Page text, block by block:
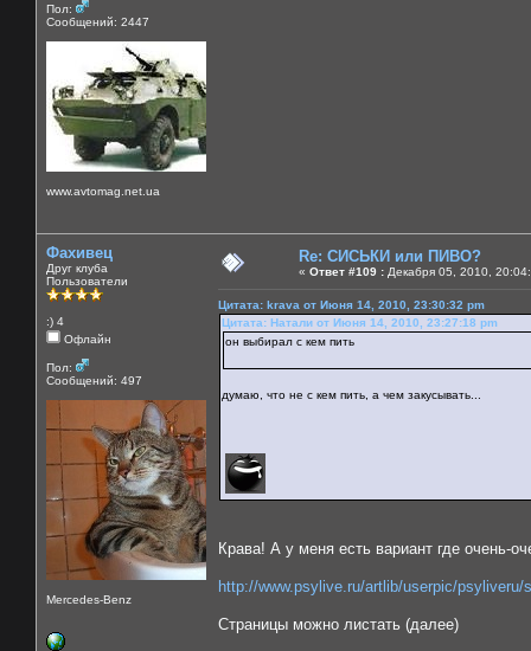
Пол:
Сообщений: 2447
www.avtomag.net.ua
Фахивец
Друг клуба
Пользователи
:) 4
Офлайн
Пол:
Сообщений: 497
Mercedes-Benz
Re: СИСЬКИ или ПИВО?
« Ответ #109 : Декабря 05, 2010,
Цитата: krava от Июня 14, 2010, 23:30:32 pm
Цитата: Натали от Июня 14, 2010, 23:27:18 pm
он выбирал с кем пить
думаю, что не с кем пить, а чем закусывать...
Крава! А у меня есть вариант где очень-
http://www.psylive.ru/artlib/userpic/psyliveru/
Страницы можно листать (далее)